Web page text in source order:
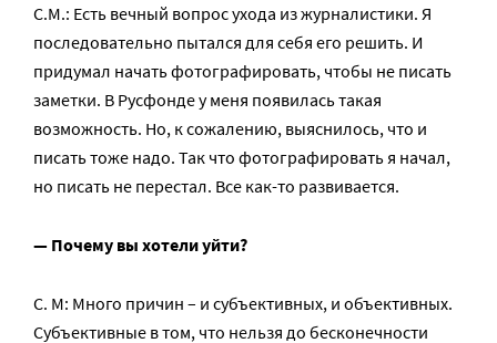
С.М.: Есть вечный вопрос ухода из журналистики. Я
последовательно пытался для себя его решить. И
придумал начать фотографировать, чтобы не писать
заметки. В Русфонде у меня появилась такая
возможность. Но, к сожалению, выяснилось, что и
писать тоже надо. Так что фотографировать я начал,
но писать не перестал. Все как-то развивается.
— Почему вы хотели уйти?
С. М: Много причин – и субъективных, и объективных.
Субъективные в том, что нельзя до бесконечности